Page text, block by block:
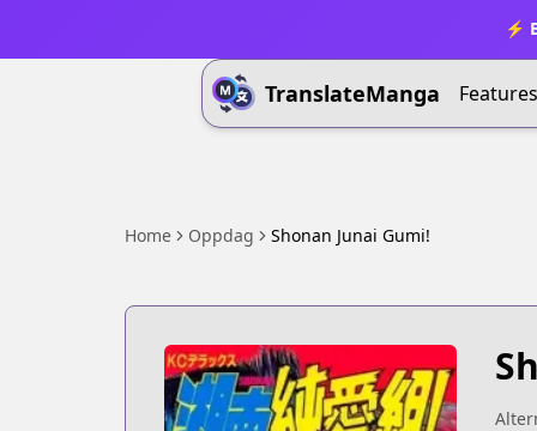
⚡
TranslateManga Features
Home Oppdag Shonan Junai Gumi!